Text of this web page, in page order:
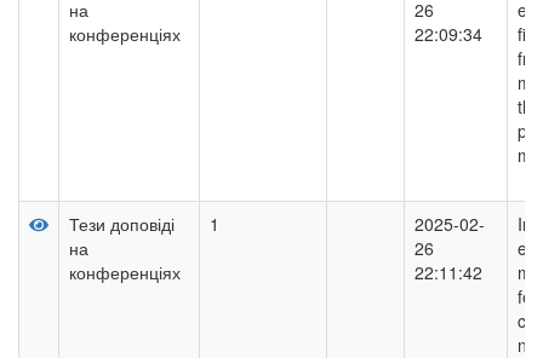
на
конференціях
26
22:09:34
Тези доповіді
на
конференціях
1
2025-02-
26
22:11:42